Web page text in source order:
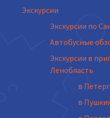
Экскурсии
Экскурсии по
Автобусные
Экскурсии в
Ленобласть
в
в